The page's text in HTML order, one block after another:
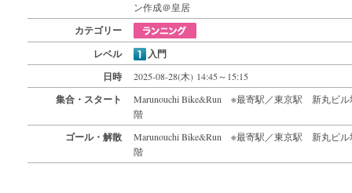
ン作成＠皇居
カテゴリー
レベル
入門
日時
2025-08-28(木) 14:45～15:15
集合・スタート
Marunouchi Bike&Run ※最寄駅／東京駅 新丸ビル
階
ゴール・解散
Marunouchi Bike&Run ※最寄駅／東京駅 新丸ビル
階